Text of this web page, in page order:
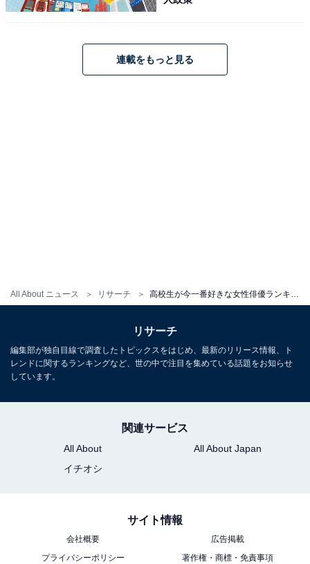
All About ニュース リサーチ
にはNHKの連続テレビ小説『半分、青い』でヒロインに
ミー賞優秀主演女優賞などの受賞歴もあり、今後も映
画、ドラマ、CMなど多方面で活躍が期待されます。
第1位：橋本環奈（12.0％）
View this post on Instagram
連載をもっと見る
リサーチ
編集部が独自目線で調査したトピックスをはじめ、最新のリリース情報、ト
レンドに関するランキングなど、世の中で注目を集めている話題をお知らせ
しています。
関連サービス
All About
All About Japan
イチオシ
サイト情報
会社概要
広告掲載
プライバシーポリシー
著作権・商標・免責事項